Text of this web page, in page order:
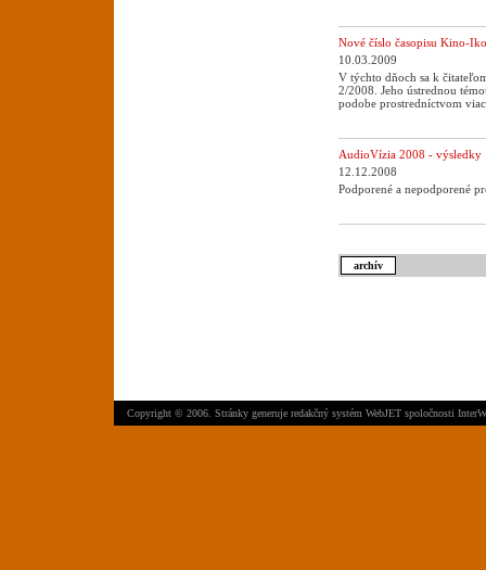
Nové číslo časopisu Kino-
10.03.2009
V týchto dňoch sa k
2/2008. Jeho ústrednou
podobe prostredníctvom
AudioVízia 2008 - výsledky
12.12.2008
Podporené a nepodporené
archív
Copyright © 2006. Stránky generuje redakčný systém WebJET spoločnosti